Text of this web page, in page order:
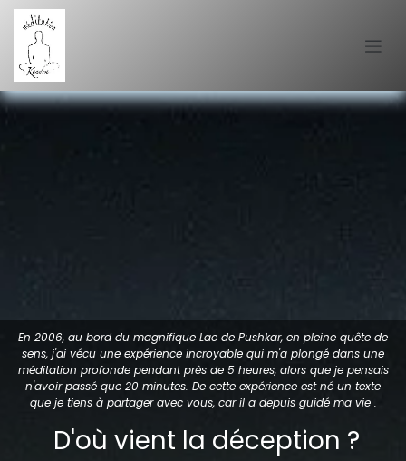
Se rendre au contenu
En 2006, au bord du magnifique Lac de Pushkar, en pleine quête de
sens, j'ai vécu une expérience incroyable qui m'a plongé dans une
méditation profonde pendant près de 5 heures, alors que je pensais
n'avoir passé que 20 minutes. De cette expérience est né un texte
que je tiens à partager avec vous, car il a depuis guidé ma vie .
D'où vient la déception ?